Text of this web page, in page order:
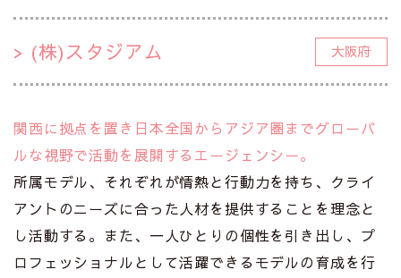
(株)スタジアム 大阪府
関西に拠点を置き日本全国からアジア圏までグローバ
ルな視野で活動を展開するエージェンシー。
所属モデル、それぞれが情熱と行動力を持ち、クライ
アントのニーズに合った人材を提供することを理念と
し活動する。また、一人ひとりの個性を引き出し、プ
ロフェッショナルとして活躍できるモデルの育成を行